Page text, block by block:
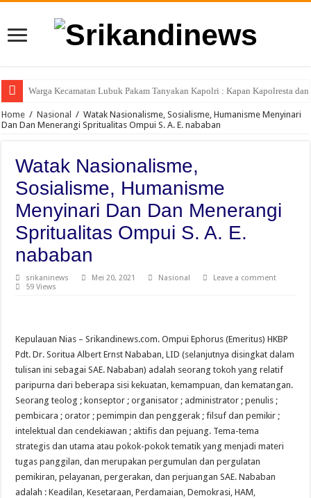
FORWARSPAM-RI Kritik Pelaksanaan Hari Anak Nasional di Deli
Home / Nasional / Watak Nasionalisme, Sosialisme, Humanisme Menyinari
Dan Dan Menerangi Spritualitas Ompui S. A. E. nababan
Watak Nasionalisme,
Sosialisme, Humanisme
Menyinari Dan Dan Menerangi
Spritualitas Ompui S. A. E.
nababan
srikaninews Mei 20, 2021 Nasional
Leave a comment
59 Views
Kepulauan Nias – Srikandinews.com. Ompui Ephorus (Emeritus) HKBP
Pdt. Dr. Soritua Albert Ernst Nababan, LID (selanjutnya disingkat dalam
tulisan ini sebagai SAE. Nababan) adalah seorang tokoh yang relatif
paripurna dari beberapa sisi kekuatan, kemampuan, dan kematangan.
Seorang teolog ; konseptor ; organisator ; administrator ; penulis ;
pembicara ; orator ; pemimpin dan penggerak ; filsuf dan pemikir ;
intelektual dan cendekiawan ; aktifis dan pejuang. Tema-tema
strategis dan utama atau pokok-pokok tematik yang menjadi materi
tugas panggilan, dan merupakan pergumulan dan pergulatan
pemikiran, pelayanan, pergerakan, dan perjuangan SAE. Nababan
adalah : Keadilan, Kesetaraan, Perdamaian, Demokrasi, HAM,